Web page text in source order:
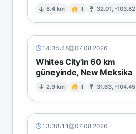
8.4 km I 32.01, -103.82
14:35:48 07.08.2026
Whites City'in 60 km
güneyinde, New Meksika
2.9 km I 31.63, -104.45
13:38:11 07.08.2026